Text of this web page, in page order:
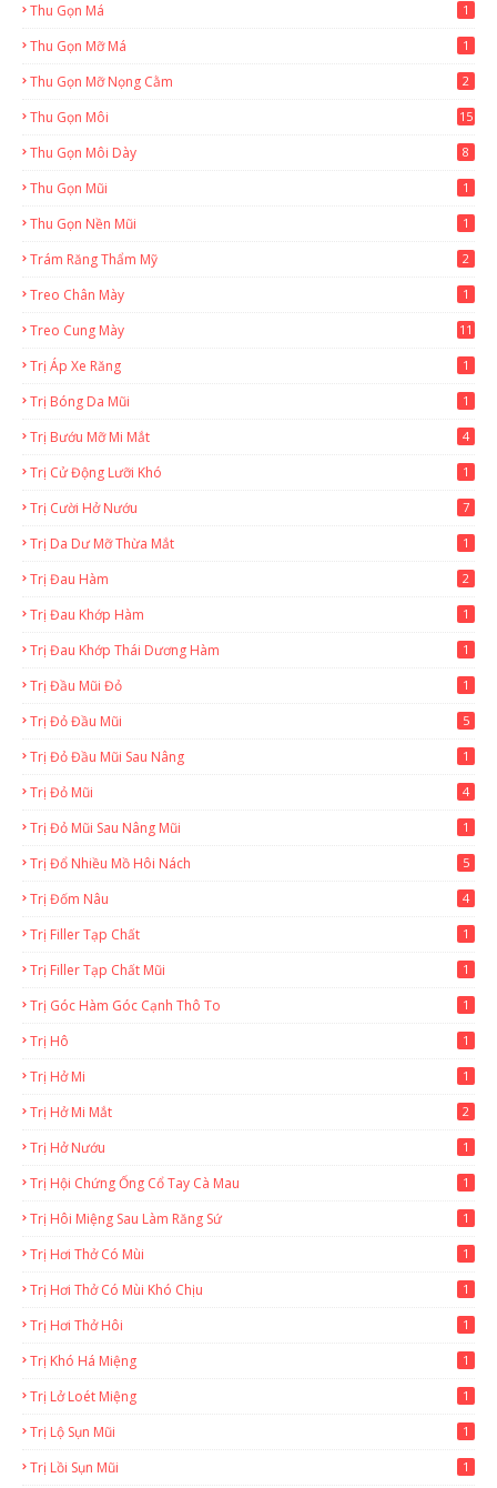
Thu Gọn Má 1
Thu Gọn Mỡ Má 1
Thu Gọn Mỡ Nọng Cằm 2
Thu Gọn Môi 15
Thu Gọn Môi Dày 8
Thu Gọn Mũi 1
Thu Gọn Nền Mũi 1
Trám Răng Thẩm Mỹ 2
Treo Chân Mày 1
Treo Cung Mày 11
Trị Áp Xe Răng 1
Trị Bóng Da Mũi 1
Trị Bướu Mỡ Mi Mắt 4
Trị Cử Động Lưỡi Khó 1
Trị Cười Hở Nướu 7
Trị Da Dư Mỡ Thừa Mắt 1
Trị Đau Hàm 2
Trị Đau Khớp Hàm 1
Trị Đau Khớp Thái Dương Hàm 1
Trị Đầu Mũi Đỏ 1
Trị Đỏ Đầu Mũi 5
Trị Đỏ Đầu Mũi Sau Nâng 1
Trị Đỏ Mũi 4
Trị Đỏ Mũi Sau Nâng Mũi 1
Trị Đổ Nhiều Mồ Hôi Nách 5
Trị Đốm Nâu 4
Trị Filler Tạp Chất 1
Trị Filler Tạp Chất Mũi 1
Trị Góc Hàm Góc Cạnh Thô To 1
Trị Hô 1
Trị Hở Mi 1
Trị Hở Mi Mắt 2
Trị Hở Nướu 1
Trị Hội Chứng Ống Cổ Tay Cà Mau 1
Trị Hôi Miệng Sau Làm Răng Sứ 1
Trị Hơi Thở Có Mùi 1
Trị Hơi Thở Có Mùi Khó Chịu 1
Trị Hơi Thở Hôi 1
Trị Khó Há Miệng 1
Trị Lở Loét Miệng 1
Trị Lộ Sụn Mũi 1
Trị Lồi Sụn Mũi 1